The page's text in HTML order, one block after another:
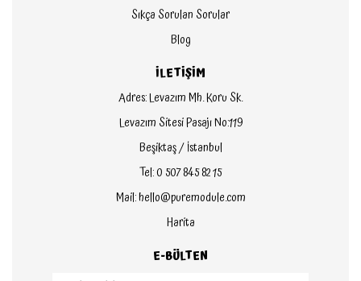
Sıkça Sorulan Sorular
Blog
İLETİŞİM
Adres: Levazım Mh. Koru Sk.
Levazım Sitesi Pasajı No:119
Beşiktaş / İstanbul
Tel: 0 507 845 82 15
Mail: hello@puremodule.com
Harita
E-BÜLTEN